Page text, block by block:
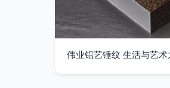
伟业铝艺锤纹 生活与艺